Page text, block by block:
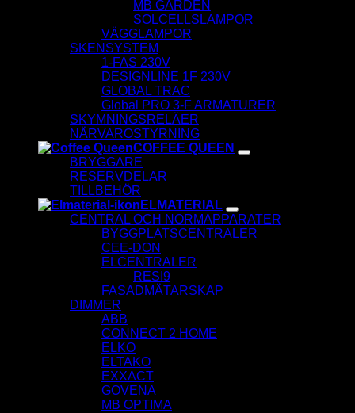
MB GARDEN
SOLCELLSLAMPOR
VÄGGLAMPOR
SKENSYSTEM
1-FAS 230V
DESIGNLINE 1F 230V
GLOBAL TRAC
Global PRO 3-F ARMATURER
SKYMNINGSRELÄER
NÄRVAROSTYRNING
COFFEE QUEEN
BRYGGARE
RESERVDELAR
TILLBEHÖR
ELMATERIAL
CENTRAL OCH NORMAPPARATER
BYGGPLATSCENTRALER
CEE-DON
ELCENTRALER
RESI9
FASADMÄTARSKAP
DIMMER
ABB
CONNECT 2 HOME
ELKO
ELTAKO
EXXACT
GOVENA
MB OPTIMA